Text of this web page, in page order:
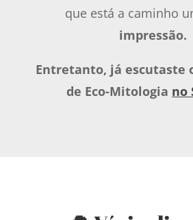
que está a caminho
impressão.
Entretanto, já escutaste
de Eco-Mitologia no